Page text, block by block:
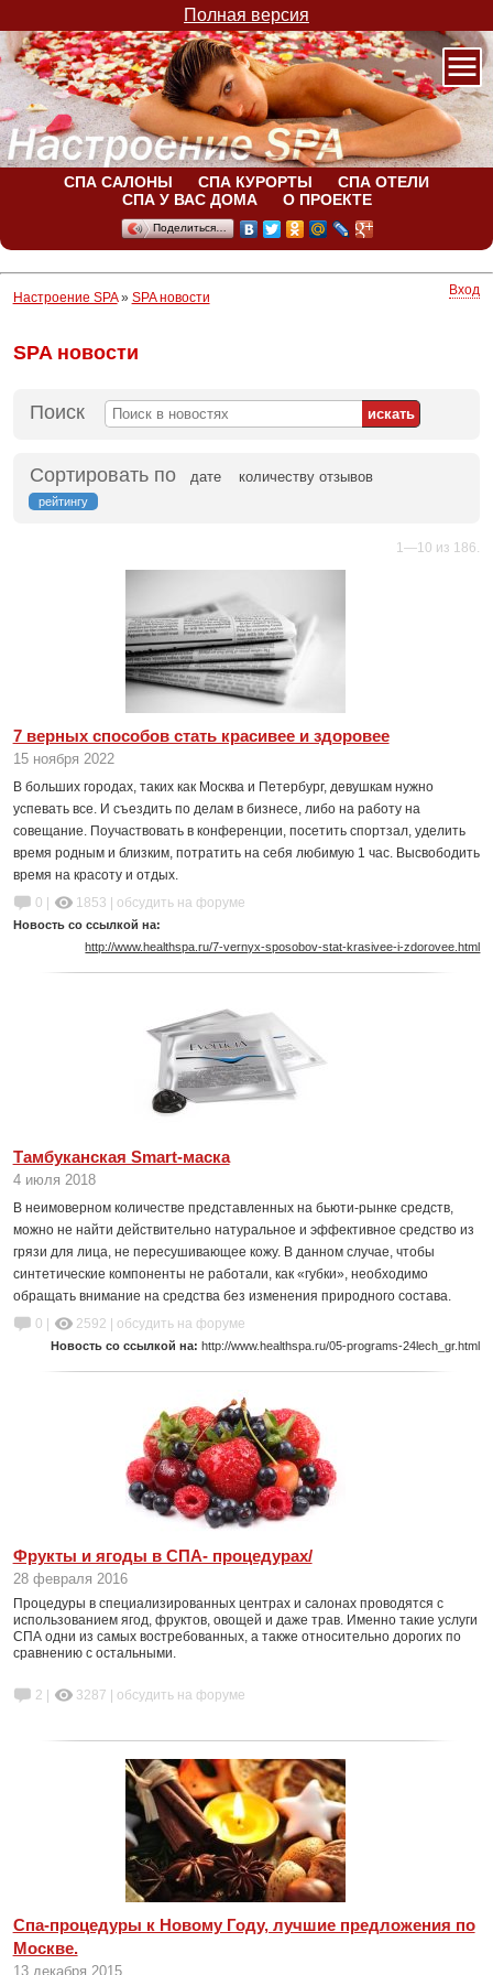
Полная версия
СПА САЛОНЫ СПА КУРОРТЫ
СПА ОТЕЛИ
СПА У ВАС ДОМА
О ПРОЕКТЕ
Поделиться…
Настроение SPA» SPA новости Вход
SPA новости
Поиск
Сортировать по дате количеству отзывов
рейтингу
1—10 из 186.
7 верных способов стать красивее и здоровее
15 ноября 2022
В больших городах, таких как Москва и Петербург, девушкам нужно
успевать все. И съездить по делам в бизнесе, либо на работу на
совещание. Поучаствовать в конференции, посетить спортзал, уделить
время родным и близким, потратить на себя любимую 1 час. Высвободить
время на красоту и отдых.
0 |
1853 обсудить на форуме
Новость со ссылкой на:
http://www.healthspa.ru/7-vernyx-sposobov-stat-krasivee-i-zdorovee.html
Тамбуканская Smart-маска
4 июля 2018
В неимоверном количестве представленных на бьюти-рынке средств,
можно не найти действительно натуральное и эффективное средство из
грязи для лица, не пересушивающее кожу. В данном случае, чтобы
синтетические компоненты не работали, как «губки», необходимо
обращать внимание на средства без изменения природного состава.
0 |
2592 обсудить на форуме
Новость со ссылкой на:http://www.healthspa.ru/05-programs-24lech_gr.html
Фрукты и ягоды в СПА- процедурах/
28 февраля 2016
Процедуры в специализированных центрах и салонах проводятся с
использованием ягод, фруктов, овощей и даже трав. Именно такие услуги
СПА одни из самых востребованных, а также относительно дорогих по
сравнению с остальными.
2 | 3287 обсудить на форуме
Спа-процедуры к Новому Году, лучшие предложения по
Москве.
13 декабря 2015